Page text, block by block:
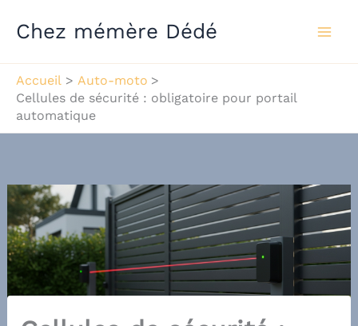
Chez mémère Dédé
Accueil
Auto-moto
Cellules de sécurité : obligatoire pour portail
automatique